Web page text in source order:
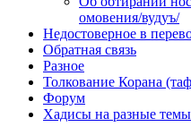
омовения/вудуъ/
Недостоверное в
Обратная связь
Разное
Толкование Корана
Форум
Хадисы на разные темы